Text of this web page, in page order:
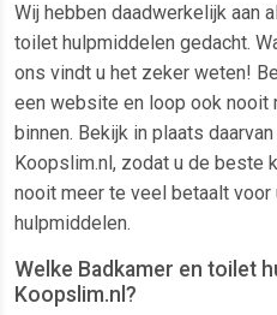
Wij hebben daadwerkelijk aan
toilet hulpmiddelen gedacht.
ons vindt u het zeker weten!
een website en loop ook nooit
binnen. Bekijk in plaats
Koopslim.nl, zodat u de beste
nooit meer te veel betaalt
hulpmiddelen.
Welke Badkamer en toilet
Koopslim.nl?